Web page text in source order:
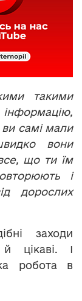
такими
самі мали
вони
що ти їм
і
дорослих
заходи
цікаві. І
робота в